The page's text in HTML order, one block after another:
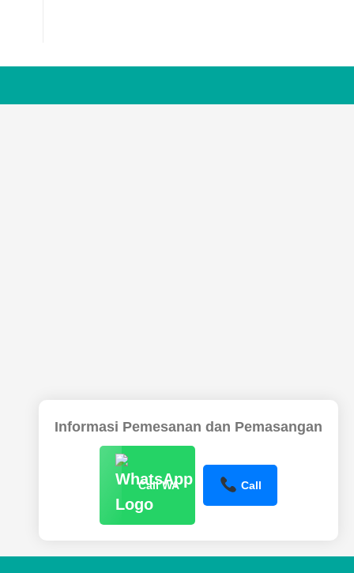
Informasi Pemesanan dan Pemasangan
Call WA Call